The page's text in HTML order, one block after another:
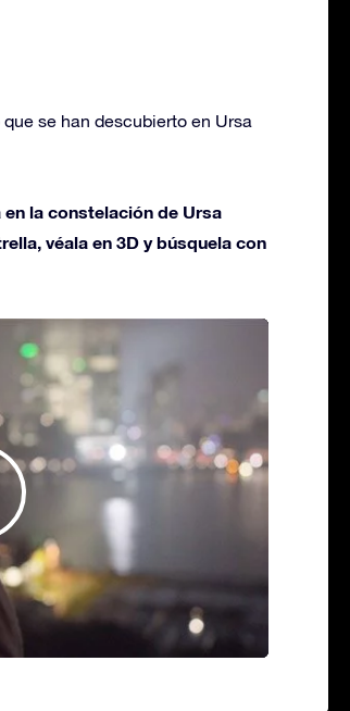
se han descubierto en Ursa
la constelación de Ursa
véala en 3D y búsquela con